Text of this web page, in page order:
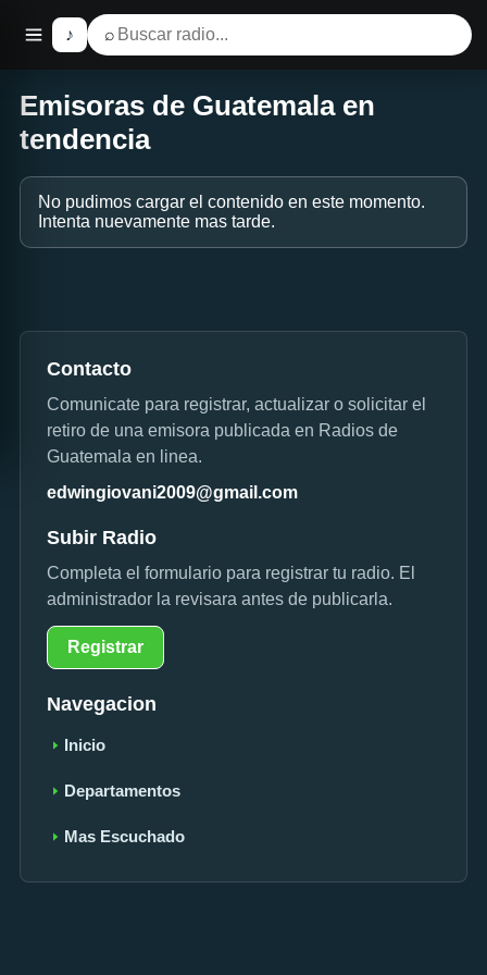
♪ ⌕
Emisoras de Guatemala en
tendencia
No pudimos cargar el contenido en este momento.
Intenta nuevamente mas tarde.
Contacto
Comunicate para registrar, actualizar o solicitar el
retiro de una emisora publicada en Radios de
Guatemala en linea.
edwingiovani2009@gmail.com
Subir Radio
Completa el formulario para registrar tu radio. El
administrador la revisara antes de publicarla.
Registrar
Navegacion
Inicio
Departamentos
Mas Escuchado